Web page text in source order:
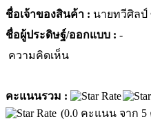
ชื่อเจ้าของสินค้า : นายทวีศิลป์
ชื่อผู้ประดิษฐ์/ออกแบบ : -
ความคิดเห็น
คะแนนรวม :
(0.0 คะแนน จาก